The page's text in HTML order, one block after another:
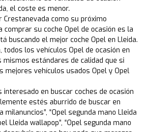
el coste es menor.
Crestanevada como su próximo
comprar su coche Opel de ocasión es la
buscando el mejor coche Opel en Lleida.
todos los vehículos Opel de ocasión en
mismos estándares de calidad que si
mejores vehículos usados Opel y Opel
interesado en buscar coches de ocasión
estés aburrido de buscar en
milanuncios”, “Opel segunda mano Lleida
Lleida wallapop”, “Opel segunda mano